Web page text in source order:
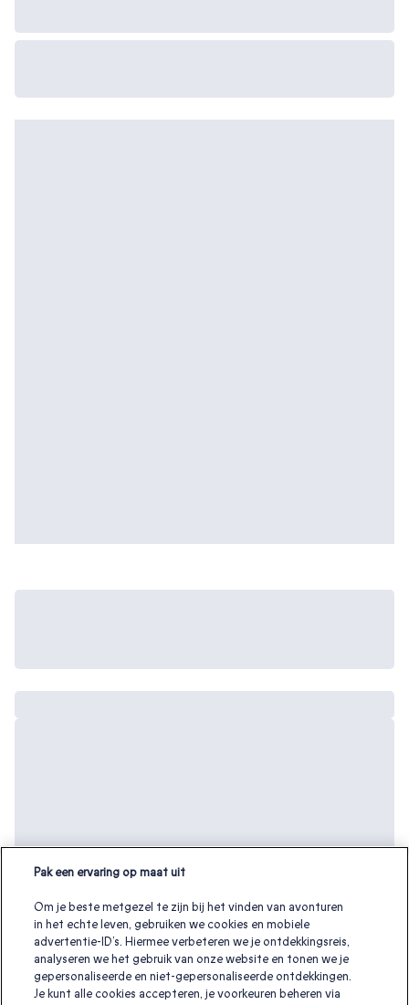
Pak een ervaring op maat uit
Om je beste metgezel te zijn bij het vinden van avonturen
in het echte leven, gebruiken we cookies en mobiele
advertentie-ID’s. Hiermee verbeteren we je ontdekkingsreis,
analyseren we het gebruik van onze website en tonen we je
gepersonaliseerde en niet-gepersonaliseerde ontdekkingen.
Je kunt alle cookies accepteren, je voorkeuren beheren via